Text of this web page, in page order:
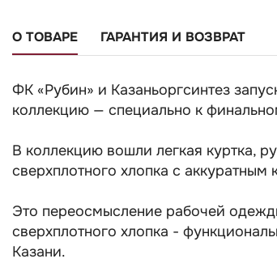
О ТОВАРЕ ГАРАНТИЯ И ВОЗВРАТ
ФК «Рубин» и Казаньоргсинтез
коллекцию — специально к
В коллекцию вошли легкая куртка,
сверхплотного хлопка с
Это переосмысление рабочей
сверхплотного хлопка -
Казани.